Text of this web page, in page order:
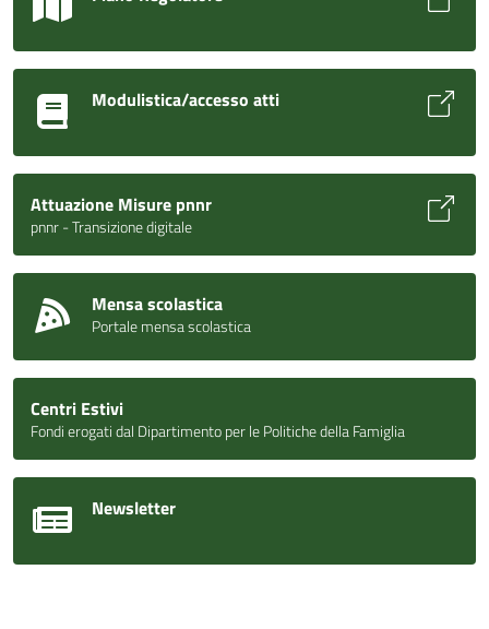
Modulistica/accesso atti
Attuazione Misure pnnr
pnnr - Transizione digitale
Mensa scolastica
Portale mensa scolastica
Centri Estivi
Fondi erogati dal Dipartimento per le Politiche della Famiglia
Newsletter